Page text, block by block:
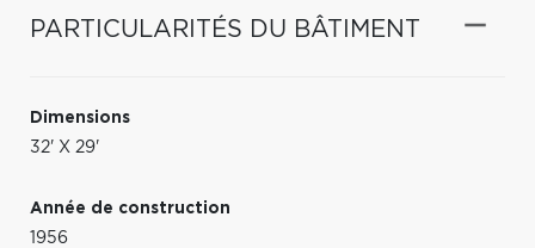
PARTICULARITÉS DU BÂTIMENT
Dimensions
32' X 29'
Année de construction
1956